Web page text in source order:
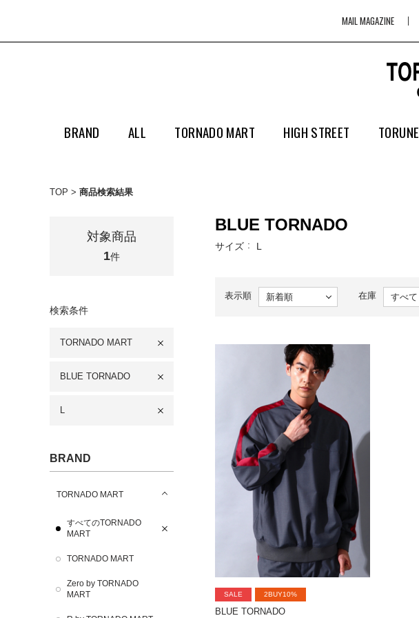
MAIL MAGAZINE
BRAND ALL TORNADO MART HIGH STREET TORUNE
TOP 商品検索結果
対象商品
1件
検索条件
TORNADO MART
BLUE TORNADO
L
BRAND
TORNADO MART
すべてのTORNADO
MART
TORNADO MART
Zero by TORNADO
MART
BLUE TORNADO
サイズ L
表示順 在庫
SALE 2BUY10%
BLUE TORNADO